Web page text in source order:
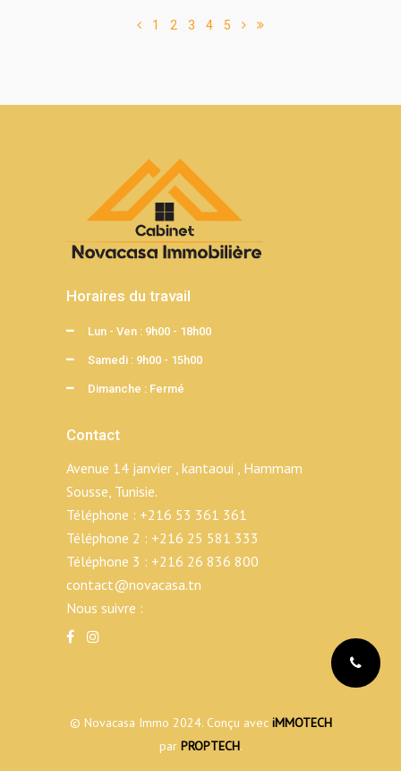
1 2 3 4 5
Horaires du travail
Lun - Ven : 9h00 - 18h00
Samedi : 9h00 - 15h00
Dimanche : Fermé
Contact
Avenue 14 janvier , kantaoui , Hammam
Sousse, Tunisie.
Téléphone : +216 53 361 361
Téléphone 2 : +216 25 581 333
Téléphone 3 : +216 26 836 800
contact@novacasa.tn
Nous suivre :
© Novacasa Immo 2024. Conçu avec iMMOTECH
par PROPTECH.